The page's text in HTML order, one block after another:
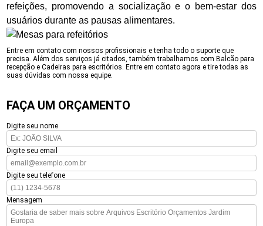
refeições, promovendo a socialização e o bem-estar dos
usuários durante as pausas alimentares.
Entre em contato com nossos profissionais e tenha todo o suporte que
precisa. Além dos serviços já citados, também trabalhamos com Balcão para
recepção e Cadeiras para escritórios. Entre em contato agora e tire todas as
suas dúvidas com nossa equipe.
FAÇA UM ORÇAMENTO
Digite seu nome
Digite seu email
Digite seu telefone
Mensagem